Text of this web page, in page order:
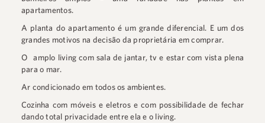
apartamentos. ⠀
A planta do apartamento é um grande diferencial. E um dos
grandes motivos na decisão da proprietária em comprar.
O⠀amplo living com sala de jantar, tv e estar com vista plena
para o mar.⠀
Ar condicionado em todos os ambientes.⠀
Cozinha com móveis e eletros e com possibilidade de fechar
dando total privacidade entre ela e o living.⠀